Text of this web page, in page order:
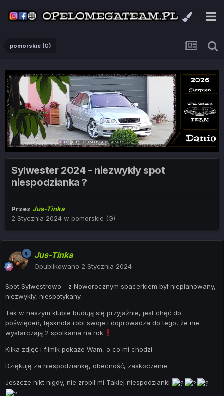
pomorskie (G)
Sylwester 2024 - niezwykły spot
niespodzianka ?
Przez Jus-Tinka
2 Stycznia 2024 w pomorskie (G)
Jus-Tinka
Opublikowano 2 Stycznia 2024
Spot Sylwestrowo - z Noworocznym spacerkiem był nieplanowany,
niezwykły, niespotykany.
Tak w naszym klubie budują się przyjaźnie, jest chęć do
poświęceń, tęsknota robi swoje i doprowadza do tego, że nie
wystarczają 2 spotkania na rok
Kilka zdjęć i filmik pokaże Wam, o co mi chodzi.
Dziękuję za niespodziankę, obecność, zaskoczenie.
Jeszcze nikt nigdy, nie zrobił mi Takiej niespodzianki